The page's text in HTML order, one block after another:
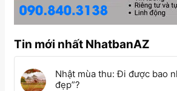
Tin mới nhất NhatbanAZ
Nhật mùa thu: Đi được bao
đẹp”?